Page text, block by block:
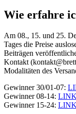
Wie erfahre
Am 08., 15. und 25.
Tages die Preise
Beiträgen
Kontakt
Modalitäten des
Gewinner 30/01-07:
Gewinner 08-14: LINK
Gewinner 15-24: LINK